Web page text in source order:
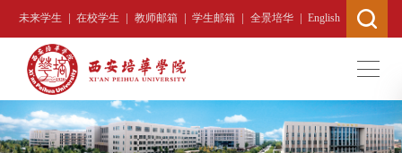
未来学生 | 在校学生 | 教师邮箱 | 学生邮箱 | 全景培华 | English